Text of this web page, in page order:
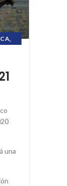
,
una